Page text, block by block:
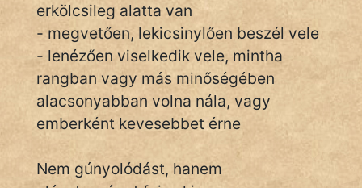
IRODALOM
SZÓLÁS
KÖZMONDÁS
PSZICHO
erkölcsileg alatta van
- megvetően, lekicsinylően beszél vele
- lenézően viselkedik vele, mintha
rangban vagy más minőségében
alacsonyabban volna nála, vagy
emberként kevesebbet érne
Nem gúnyolódást, hanem